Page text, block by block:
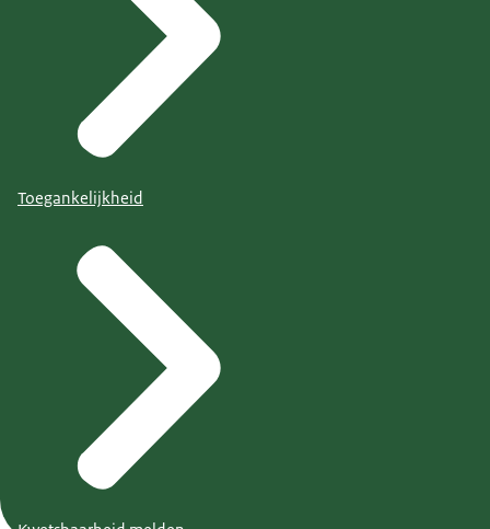
Toegankelijkheid